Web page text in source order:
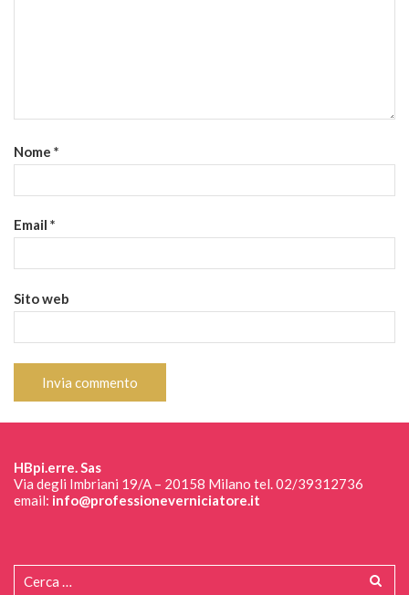
Nome *
Email *
Sito web
HBpi.erre. Sas
Via degli Imbriani 19/A – 20158 Milano tel. 02/39312736
email: info@professioneverniciatore.it